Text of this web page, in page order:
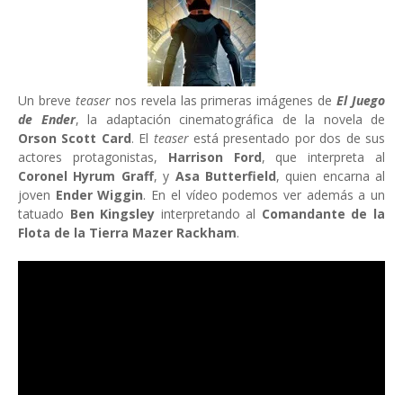
Un breve teaser nos revela las primeras imágenes deEl Juego
de Ender, la adaptación cinematográfica de la novela de
Orson Scott Card. El teaser está presentado por dos de sus
actores protagonistas, Harrison Ford, que interpreta al
Coronel Hyrum Graff, y Asa Butterfield, quien encarna al
joven Ender Wiggin. En el vídeo podemos ver además a un
tatuado Ben Kingsley interpretando al Comandante de la
Flota de la Tierra Mazer Rackham.